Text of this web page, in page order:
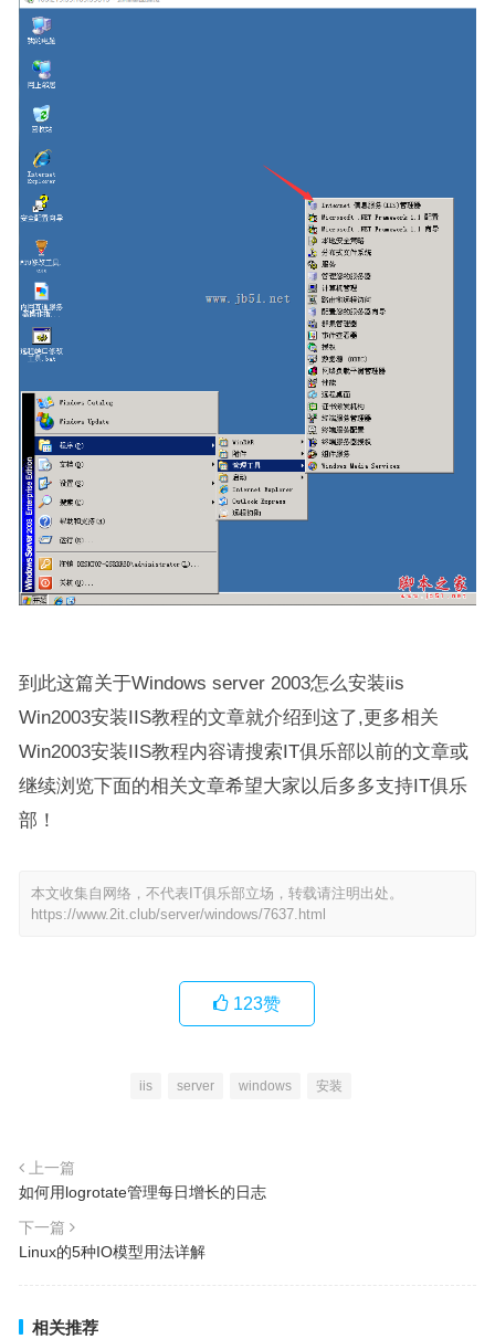
到此这篇关于Windows server 2003怎么安装iis
Win2003安装IIS教程的文章就介绍到这了,更多相关
Win2003安装IIS教程内容请搜索IT俱乐部以前的文章或
继续浏览下面的相关文章希望大家以后多多支持IT俱乐
部！
本文收集自网络，不代表IT俱乐部立场，转载请注明出处。
https://www.2it.club/server/windows/7637.html
123赞
iis server windows 安装
上一篇
如何用logrotate管理每日增长的日志
下一篇
Linux的5种IO模型用法详解
相关推荐